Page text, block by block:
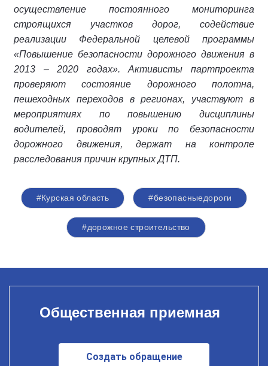
осуществление постоянного мониторинга
строящихся участков дорог, содействие
реализации Федеральной целевой программы
«Повышение безопасности дорожного движения в
2013 – 2020 годах». Активисты партпроекта
проверяют состояние дорожного полотна,
пешеходных переходов в регионах, участвуют в
мероприятиях по повышению дисциплины
водителей, проводят уроки по безопасности
дорожного движения, держат на контроле
расследования причин крупных ДТП.
#Курская область #безопасныедороги
#дорожное строительство
Общественная приемная
Создать обращение